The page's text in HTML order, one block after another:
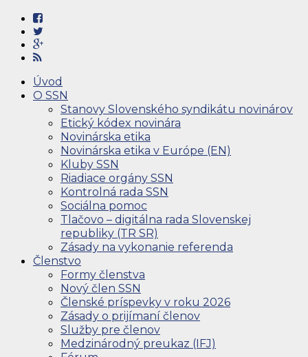
Úvod
O SSN
Stanovy Slovenského syndikátu novinárov
Etický kódex novinára
Novinárska etika
Novinárska etika v Európe (EN)
Kluby SSN
Riadiace orgány SSN
Kontrolná rada SSN
Sociálna pomoc
Tlačovo – digitálna rada Slovenskej
republiky (TR SR)
Zásady na vykonanie referenda
Členstvo
Formy členstva
Nový člen SSN
Členské príspevky v roku 2026
Zásady o prijímaní členov
Služby pre členov
Medzinárodný preukaz (IFJ)